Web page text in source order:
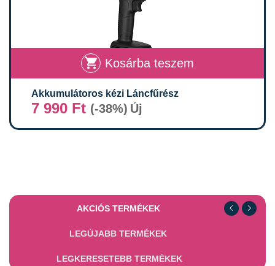
Kosárba teszem
Akkumulátoros kézi Láncfűrész
7 990 Ft -38% Új
AKCIÓS TERMÉKEK
LEGÚJABB TERMÉKEK
LEGKERESETEBB TERMÉKEK